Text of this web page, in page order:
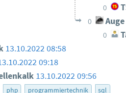
0
0 Auge
0
13.10.2022 08:58
09:18
13.10.2022 09:56
php programmiertechnik sql